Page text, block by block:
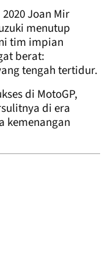
Joan Mir
menutup
tim impian
berat:
tengah tertidur.
di MotoGP,
di era
kemenangan